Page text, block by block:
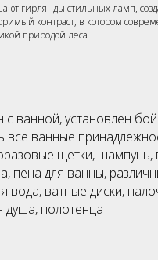
гирлянды стильных ламп,
контраст, в котором
природой леса
ванной, установлен
все ванные
щетки, шампунь,
пена для ванны,
вода, ватные диски,
полотенца